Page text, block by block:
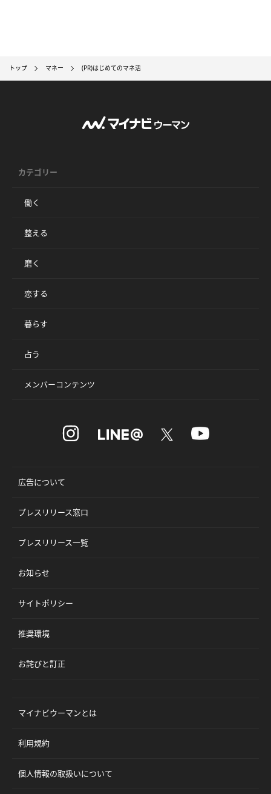
トップ マネー (PR)はじめてのマネ活
カテゴリー
働く
整える
磨く
恋する
暮らす
占う
メンバーコンテンツ
広告について
プレスリリース窓口
プレスリリース一覧
お知らせ
サイトポリシー
推奨環境
お詫びと訂正
マイナビウーマンとは
利用規約
個人情報の取扱いについて